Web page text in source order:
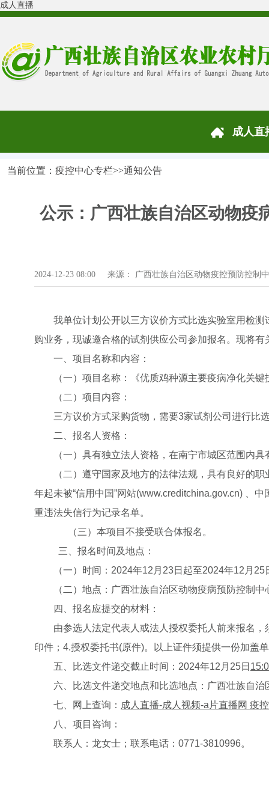
成人直播
成人
当前位置： 疫控中心专栏>>通知公告
公示：广西壮族自治区动物疫
2024-12-23 08:00 来源： 广西壮族自治区动物疫控预防控
我单位计划公开以三方议价方式比选实验室用检
购业务，现诚邀合格的试剂供应公司参加报名。现将有
一、项目名称和内容：
（一）项目名称：《优质鸡种源主要疫病净化关键
（二）项目内容：
三方议价方式采购货物，需要3家试剂公司进行比
二、报名人资格：
（一）具有独立法人资格，在南宁市城区范围内
（二）遵守国家及地方的法律法规，具有良好的
年起未被“信用中国”网站(www.creditchina.gov.cn) 、
重违法失信行为记录名单。
（三）本项目不接受联合体报名。
三、报名时间及地点：
（一）时间：2024年12月23日起至2024年12月
（二）地点：广西壮族自治区动物疫病预防控制
四、报名应提交的材料：
由参选人法定代表人或法人授权委托人前来报名
印件；4.授权委托书(原件)。以上证件须提供一份加盖
五、比选文件递交截止时间：2024年12月25日
六、比选文件递交地点和比选地点：广西壮族自
七、网上查询： 成人直播-成人视频-a片直播网 疫
八、项目咨询：
联系人：龙女士；联系电话：0771-3810996。